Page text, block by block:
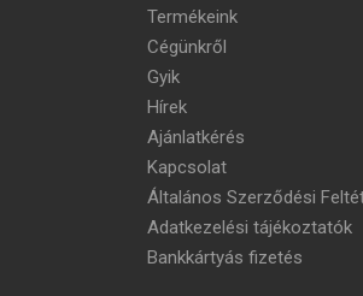
Termékeink
Cégünkről
Gyik
Hírek
Ajánlatkérés
Kapcsolat
Általános Szerződési
Adatkezelési tájékoztatók
Bankkártyás fizetés